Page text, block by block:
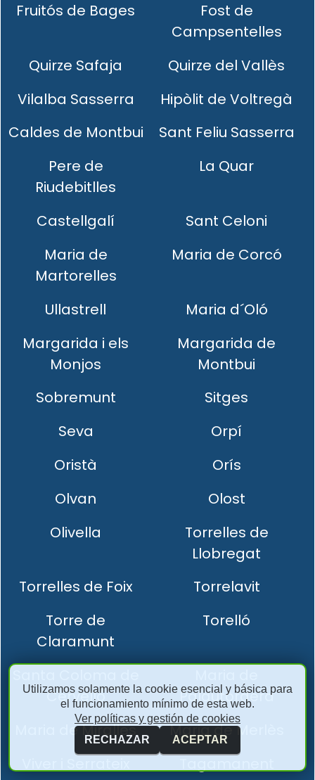
Fruitós de Bages
Fost de
Campsentelles
Quirze Safaja
Quirze del Vallès
Vilalba Sasserra
Hipòlit de Voltregà
Caldes de Montbui
Sant Feliu Sasserra
Pere de
Riudebitlles
La Quar
Castellgalí
Sant Celoni
Maria de
Martorelles
Maria de Corcó
Ullastrell
Maria d´Oló
Margarida i els
Monjos
Margarida de
Montbui
Sobremunt
Sitges
Seva
Orpí
Oristà
Orís
Olvan
Olost
Olivella
Torrelles de
Llobregat
Torrelles de Foix
Torrelavit
Torre de
Claramunt
Torelló
Cervelló
Palautordera
Maria de Miralles
Maria de Merlès
Utilizamos solamente la cookie esencial y básica para
el funcionamiento mínimo de esta web.
Ver políticas y gestión de cookies
RECHAZAR
ACEPTAR